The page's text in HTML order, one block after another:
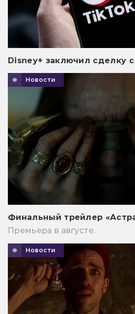
Disney+ заключил сделку
Новости
Финальный трейлер
Премьера в августе.
Новости